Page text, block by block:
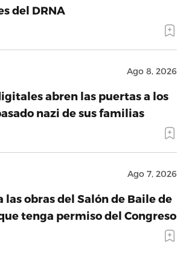
del DRNA
Ago 8, 2026
abren las puertas a los
nazi de sus familias
Ago 7, 2026
obras del Salón de Baile de
tenga permiso del Congreso